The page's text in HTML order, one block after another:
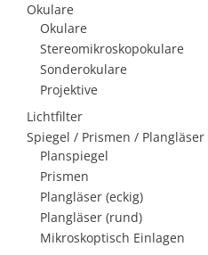
Okulare
Okulare
Stereomikroskopokulare
Sonderokulare
Projektive
Lichtfilter
Spiegel / Prismen / Plangläser
Planspiegel
Prismen
Plangläser (eckig)
Plangläser (rund)
Mikroskoptisch Einlagen